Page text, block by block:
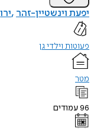
יפעת וינשטיין-זהר
פעוטות וילדי גן
מטר
96עמודים